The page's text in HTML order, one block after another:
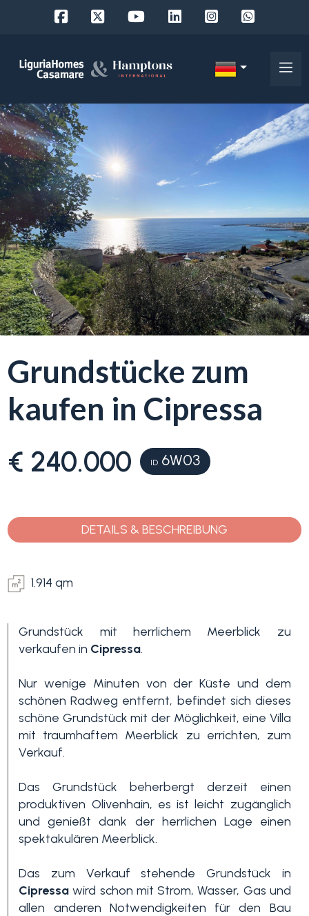
Grundstücke zum
kaufen in Cipressa
€ 240.000 ID 6W03
DETAILS & BESCHREIBUNG
1.914 qm
Grundstück mit herrlichem Meerblick zu
verkaufen in Cipressa.
Nur wenige Minuten von der Küste und dem
schönen Radweg entfernt, befindet sich dieses
schöne Grundstück mit der Möglichkeit, eine Villa
mit traumhaftem Meerblick zu errichten, zum
Verkauf.
Das Grundstück beherbergt derzeit einen
produktiven Olivenhain, es ist leicht zugänglich
und genießt dank der herrlichen Lage einen
spektakulären Meerblick.
Das zum Verkauf stehende Grundstück in
Cipressa wird schon mit Strom, Wasser, Gas und
allen anderen Notwendigkeiten für den Bau
EN
FR
DE
RU
Über
uns
Unsere
Dienstleistungen
Objektsuche
Blog
Kontakt
(0)
Wo
suchen
Sie?
Provinz
Ort
Immobilientyp
-
Mehrfachauswahl
Alle
Schlafzimmer
Alle
1